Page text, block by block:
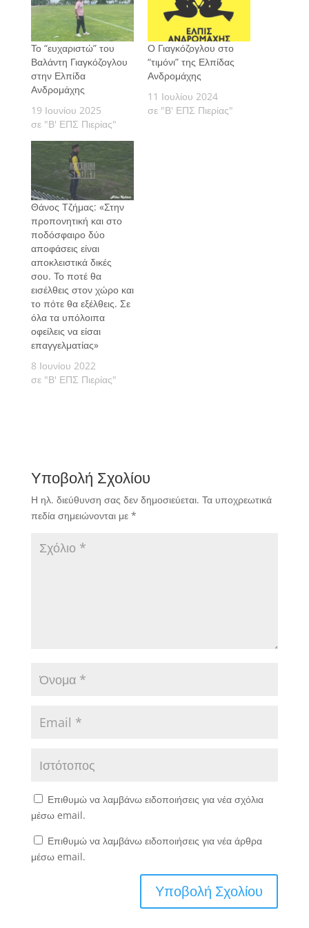
Το “ευχαριστώ” του
Βαλάντη Γιαγκόζογλου
στην Ελπίδα
Ανδρομάχης
19 Ιουνίου 2025
σε "Β' ΕΠΣ Πιερίας"
Ο Γιαγκόζογλου στο
“τιμόνι” της Ελπίδας
Ανδρομάχης
11 Ιουλίου 2024
σε "Β' ΕΠΣ Πιερίας"
Θάνος Τζήμας: «Στην
προπονητική και στο
ποδόσφαιρο δύο
αποφάσεις είναι
αποκλειστικά δικές
σου. Το ποτέ θα
εισέλθεις στον χώρο και
το πότε θα εξέλθεις. Σε
όλα τα υπόλοιπα
οφείλεις να είσαι
επαγγελματίας»
8 Ιουνίου 2022
σε "Β' ΕΠΣ Πιερίας"
Υποβολή Σχολίου
Η ηλ. διεύθυνση σας δεν δημοσιεύεται. Τα υποχρεωτικά
πεδία σημειώνονται με *
Επιθυμώ να λαμβάνω ειδοποιήσεις για νέα σχόλια
μέσω email.
Επιθυμώ να λαμβάνω ειδοποιήσεις για νέα άρθρα
μέσω email.